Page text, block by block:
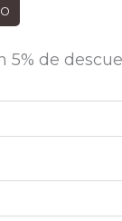
5% de